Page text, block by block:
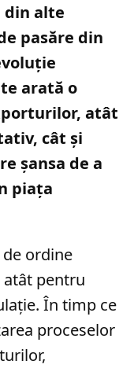
alte
pasăre din
arată o
atât
cât și
șansa de a
piața
ordine
pentru
În timp ce
proceselor